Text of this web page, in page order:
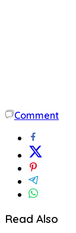
Comment
Read Also